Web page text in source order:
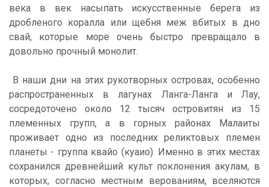
века в век насыпать искусственные берега из
дробленого коралла или щебня меж вбитых в дно
свай, которые море очень быстро превращало в
довольно прочный монолит.
В наши дни на этих рукотворных островах, особенно
распространенных в лагунах Ланга-Ланга и Лау,
сосредоточено около 12 тысяч островитян из 15
племенных групп, а в горных районах Малаиты
проживает одно из последних реликтовых племен
планеты - группа квайо (куаио). Именно в этих местах
сохранился древнейший культ поклонения акулам, в
которых, согласно местным верованиям, вселяются